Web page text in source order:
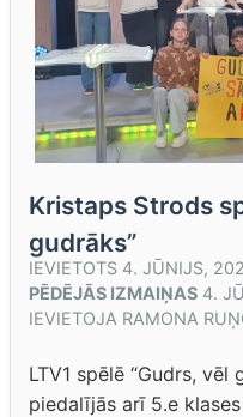
Kristaps Strods
gudrāks”
IEVIETOTS 4. JŪNIJS,
PĒDĒJĀS IZMAIŅAS 4.
IEVIETOJA RAMONA
LTV1 spēlē “Gudrs,
piedalījās arī 5.e